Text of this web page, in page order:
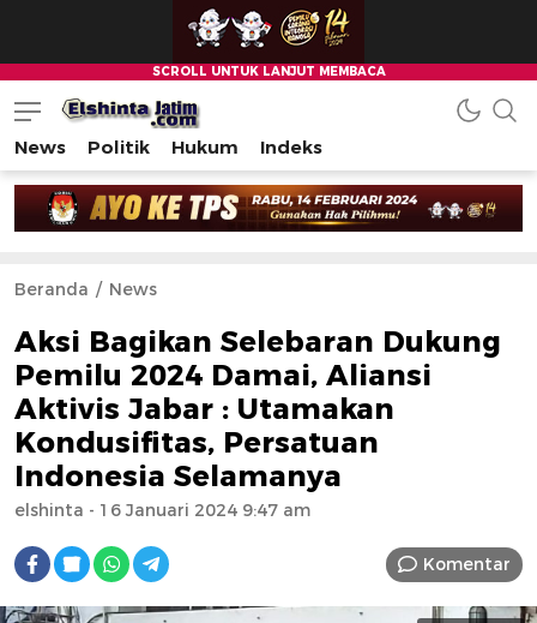
News Politik Hukum Indeks
Beranda News
Aksi Bagikan Selebaran Dukung
Pemilu 2024 Damai, Aliansi
Aktivis Jabar : Utamakan
Kondusifitas, Persatuan
Indonesia Selamanya
elshinta - 16 Januari 2024 9:47 am
Komentar